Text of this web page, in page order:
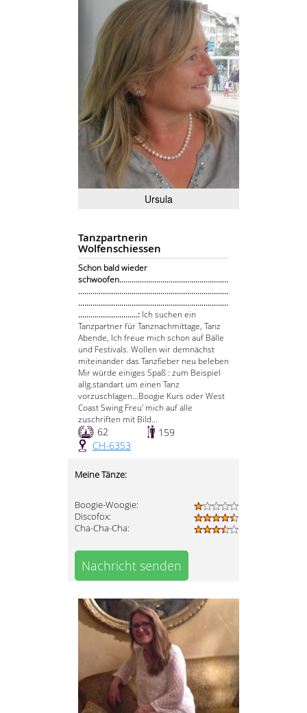
Ursula
Tanzpartnerin
Wolfenschiessen
Schon bald wieder
schwoofen.....................................................
.........................................................................
.........................................................................
.............................: Ich suchen ein
Tanzpartner für Tanznachmittage, Tanz
Abende, Ich freue mich schon auf Bälle
und Festivals. Wollen wir demnächst
miteinander das Tanzfieber neu beleben
Mir würde einiges Spaß : zum Beispiel
allg.standart um einen Tanz
vorzuschlagen...Boogie Kurs oder West
Coast Swing Freu' mich auf alle
zuschriften mit Bild...
62
159
CH-6353
Meine Tänze:
Boogie-Woogie:
Discofox:
Cha-Cha-Cha:
Nachricht senden